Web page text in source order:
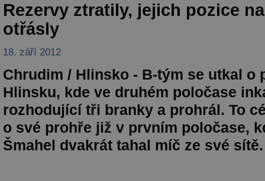
Rezervy ztratily, jejich pozice
otřásly
18. září 2012
Chrudim / Hlinsko - B-tým se utkal o
Hlinsku, kde ve druhém poločase
rozhodující tři branky a prohrál. To
o své prohře již v prvním poločase,
Šmahel dvakrát tahal míč ze své sítě.